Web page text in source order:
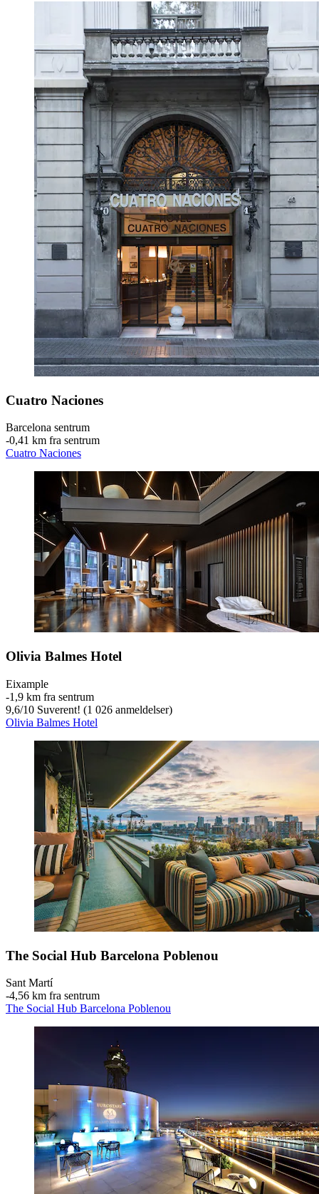
Cuatro Naciones
Barcelona sentrum
‐0,41 km fra sentrum
Cuatro Naciones
Olivia Balmes Hotel
Eixample
‐1,9 km fra sentrum
9,6/10 Suverent! (1 026 anmeldelser)
Olivia Balmes Hotel
The Social Hub Barcelona Poblenou
Sant Martí
‐4,56 km fra sentrum
The Social Hub Barcelona Poblenou